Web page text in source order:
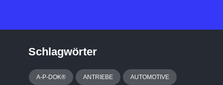
Schlagwörter
A-P-DOK® ANTRIEBE AUTOMOTIVE